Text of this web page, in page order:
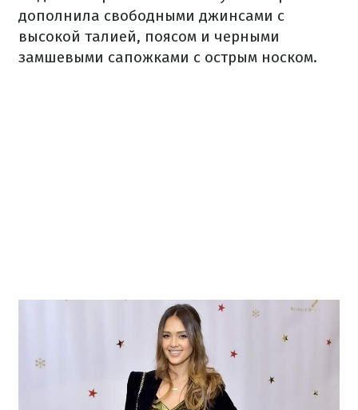
дополнила свободными джинсами с
высокой талией, поясом и черными
замшевыми сапожками с острым носком.